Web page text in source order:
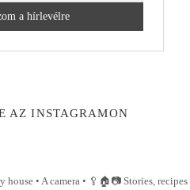
AZ INSTAGRAMON
• A camera • 🥄🏠📷Stories, recipes